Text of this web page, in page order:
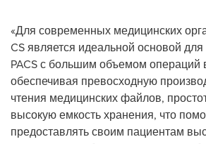
«Для современных медицинских
CS является идеальной основой
PACS с большим объемом операций
обеспечивая превосходную
чтения медицинских файлов,
высокую емкость хранения, что
предоставлять своим пациентам